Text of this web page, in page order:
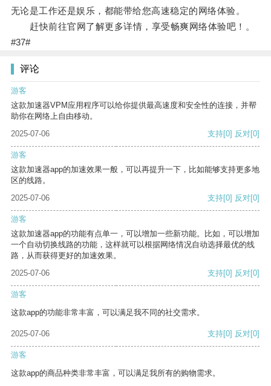
无论是工作还是娱乐，都能带给您高速稳定的网络体验。
赶快前往官网了解更多详情，享受畅爽网络体验吧！。
#37#
评论
游客
这款加速器VPM应用程序可以给你提供最高速度和安全性的连接，并帮
助你在网络上自由移动。
2025-07-06
支持[0] 反对[0]
游客
这款加速器app的加速效果一般，可以再提升一下，比如能够支持更多地
区的线路。
2025-07-06
支持[0] 反对[0]
游客
这款加速器app的功能有点单一，可以增加一些新功能。比如，可以增加
一个自动切换线路的功能，这样就可以根据网络情况自动选择最优的线
路，从而获得更好的加速效果。
2025-07-06
支持[0] 反对[0]
游客
这款app的功能非常丰富，可以满足我不同的社交需求。
2025-07-06 支持[0] 反对[0]
游客
这款app的商品种类非常丰富，可以满足我所有的购物需求。